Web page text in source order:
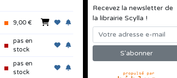
Recevez la newsletter de
la librairie Scylla !
9,00 €
pas en
stock
pas en
stock